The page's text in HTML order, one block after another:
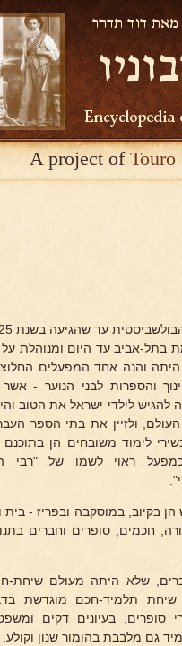
A project of
המהפכה
בתל-אביב עד היום ומנוהלת על
והנה אחד המפעלים
והספרות לבני הנוער -
להגיש לילדי ישראל את הטוב
ולזיין את בתי הספר
לימוד משובחים הן בתוכנם
ראוי לשמו של "רבי
הן בקיוב, במוסקבה ובפריז - בית
חכמים, סופרים וחברים
שלא היתה מעולם שיחת-
תלמיד-חכם מוגדשת
סופרים, בעיונים דקים
גם מלבבת בהומור שנון וקולע.